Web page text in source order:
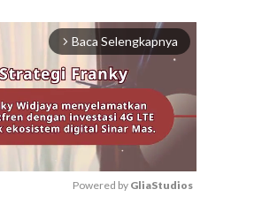
arrow_forward_ios Baca Selengkapnya
Powered by GliaStudios